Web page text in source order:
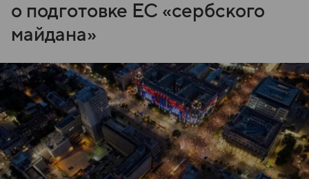
о подготовке ЕС «сербского
майдана»